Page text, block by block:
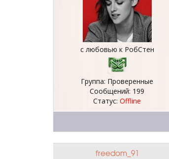
с любовью к РобСтен
Группа: Проверенные
Сообщений: 199
Статус: Offline
freedom_91